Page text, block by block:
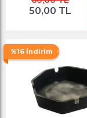
50,00 TL
%16 İndirim